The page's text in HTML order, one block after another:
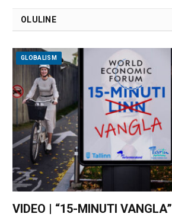
OLULINE
GLOBALISM
VIDEO | “15-MINUTI VANGLA”